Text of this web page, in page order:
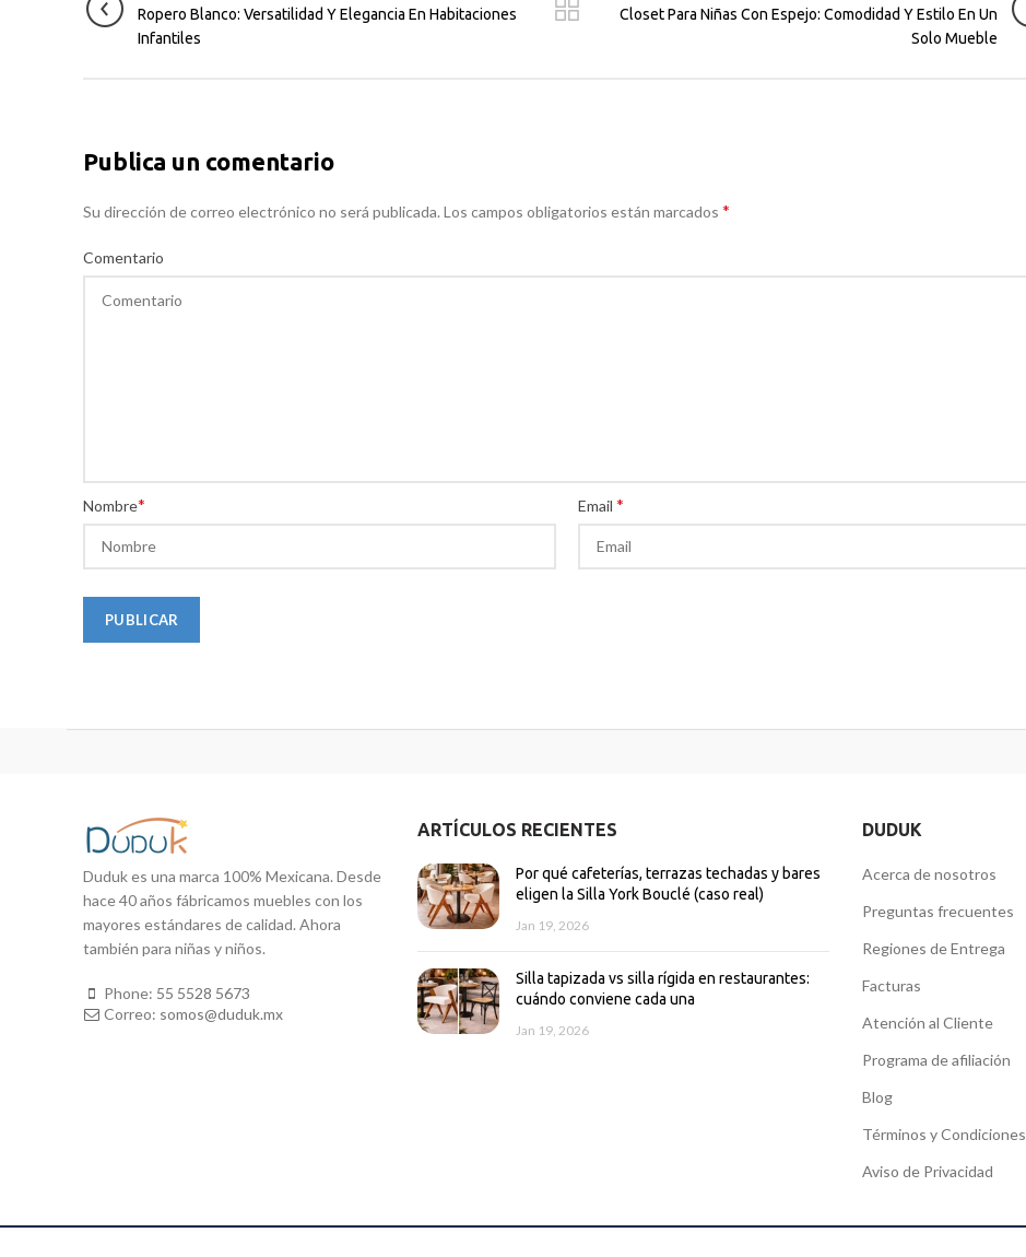
Ropero Blanco: Versatilidad Y Elegancia En Habitaciones
Infantiles
Closet Para Niñas Con Espejo: Comodidad Y Estilo En Un
Solo Mueble
Publica un comentario
Su dirección de correo electrónico no será publicada. Los campos obligatorios están marcados *
Comentario
Nombre* Email*
Duduk es una marca 100% Mexicana. Desde
hace 40 años fábricamos muebles con los
mayores estándares de calidad. Ahora
también para niñas y niños.
Phone: 55 5528 5673
Correo: somos@duduk.mx
ARTÍCULOS RECIENTES
Por qué cafeterías, terrazas techadas y bares
eligen la Silla York Bouclé (caso real)
Jan 19, 2026
Silla tapizada vs silla rígida en restaurantes:
cuándo conviene cada una
Jan 19, 2026
DUDUK
Acerca de nosotros
Preguntas frecuentes
Regiones de Entrega
Facturas
Atención al Cliente
Programa de afiliación
Blog
Términos y Condiciones
Aviso de Privacidad